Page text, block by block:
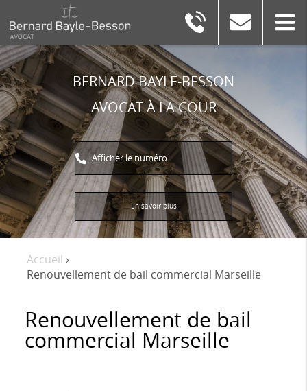
BERNARD
BAYLE-
BESSON
BERNARD BAYLE-BESSON
AVOCAT À LA COUR
Afficher le numéro
En savoir plus
Accueil ›
Renouvellement de bail commercial Marseille
Renouvellement de bail
commercial Marseille